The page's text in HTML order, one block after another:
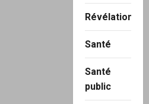
Révélation
Santé
Santé
public